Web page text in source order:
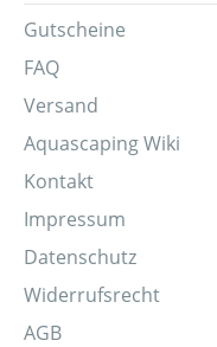
Gutscheine
FAQ
Versand
Aquascaping Wiki
Kontakt
Impressum
Datenschutz
Widerrufsrecht
AGB